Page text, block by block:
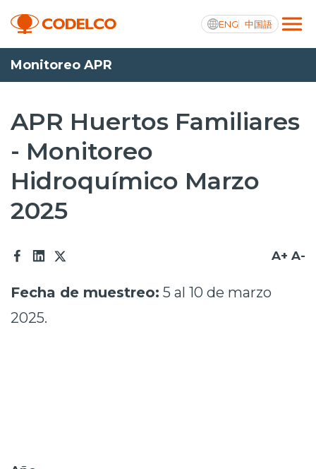
ENG 中国語
Transparencia activa
Nosotros
Operaciones
Proyectos
Monitoreo APR
APR Huertos Familiares
- Monitoreo
Hidroquímico Marzo
2025
A+ A-
Fecha de muestreo: 5 al 10 de marzo
2025.